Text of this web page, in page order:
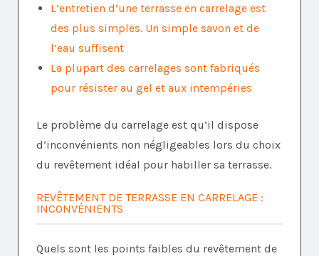
L’entretien d’une terrasse en carrelage est
des plus simples. Un simple savon et de
l’eau suffisent
La plupart des carrelages sont fabriqués
pour résister au gel et aux intempéries
Le problème du carrelage est qu’il dispose
d’inconvénients non négligeables lors du choix
du revêtement idéal pour habiller sa terrasse.
REVÊTEMENT DE TERRASSE EN CARRELAGE :
INCONVÉNIENTS
Quels sont les points faibles du revêtement de